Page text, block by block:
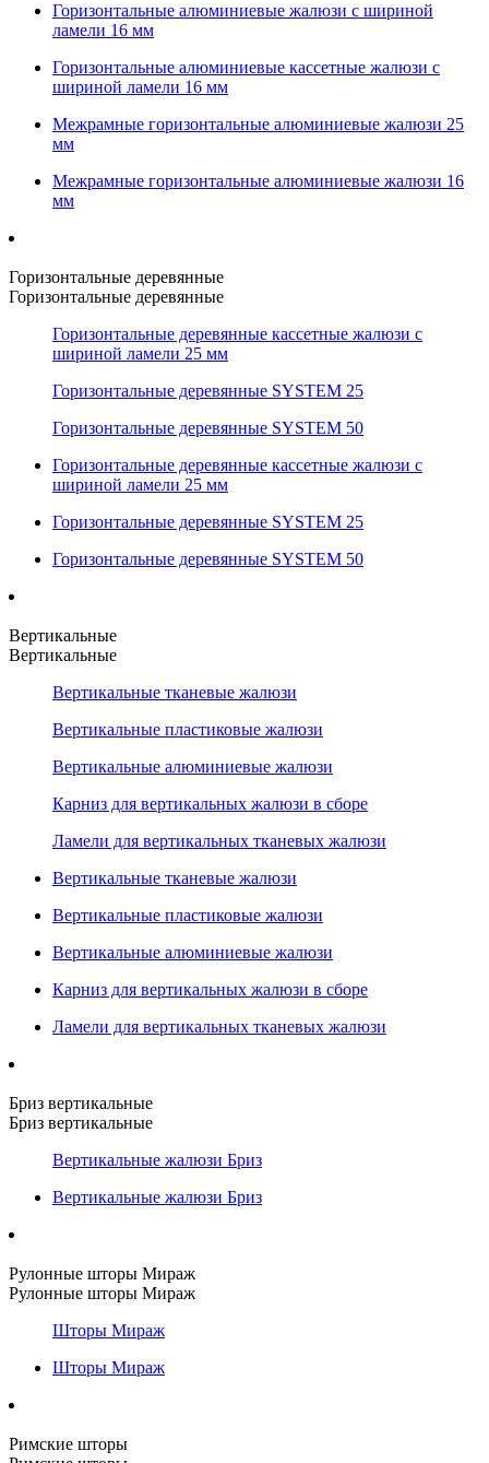
Горизонтальные алюминиевые жалюзи с шириной
ламели 16 мм
Горизонтальные алюминиевые кассетные жалюзи с
шириной ламели 16 мм
Межрамные горизонтальные алюминиевые жалюзи 25
мм
Межрамные горизонтальные алюминиевые жалюзи 16
мм
Горизонтальные деревянные
Горизонтальные деревянные
Горизонтальные деревянные кассетные жалюзи с
шириной ламели 25 мм
Горизонтальные деревянные SYSTEM 25
Горизонтальные деревянные SYSTEM 50
Горизонтальные деревянные кассетные жалюзи с
шириной ламели 25 мм
Горизонтальные деревянные SYSTEM 25
Горизонтальные деревянные SYSTEM 50
Вертикальные
Вертикальные
Вертикальные тканевые жалюзи
Вертикальные пластиковые жалюзи
Вертикальные алюминиевые жалюзи
Карниз для вертикальных жалюзи в сборе
Ламели для вертикальных тканевых жалюзи
Вертикальные тканевые жалюзи
Вертикальные пластиковые жалюзи
Вертикальные алюминиевые жалюзи
Карниз для вертикальных жалюзи в сборе
Ламели для вертикальных тканевых жалюзи
Бриз вертикальные
Бриз вертикальные
Вертикальные жалюзи Бриз
Вертикальные жалюзи Бриз
Рулонные шторы Мираж
Рулонные шторы Мираж
Шторы Мираж
Шторы Мираж
Римские шторы